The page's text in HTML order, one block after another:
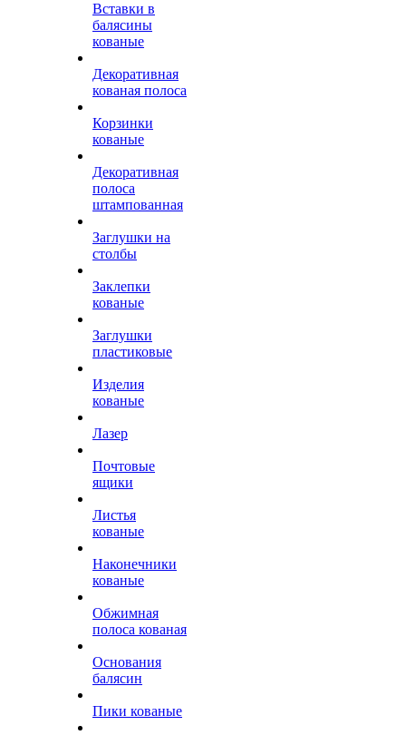
Вставки в
балясины
кованые
Декоративная
кованая полоса
Корзинки
кованые
Декоративная
полоса
штампованная
Заглушки на
столбы
Заклепки
кованые
Заглушки
пластиковые
Изделия
кованые
Лазер
Почтовые
ящики
Листья
кованые
Наконечники
кованые
Обжимная
полоса кованая
Основания
балясин
Пики кованые